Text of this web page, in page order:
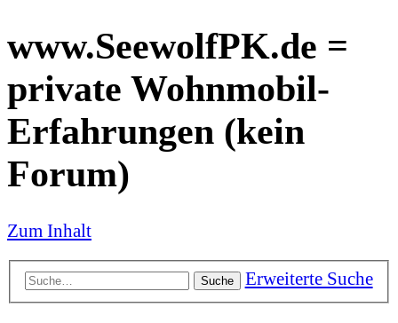
www.SeewolfPK.de =
private Wohnmobil-
Erfahrungen (kein
Forum)
Zum Inhalt
Suche Erweiterte Suche